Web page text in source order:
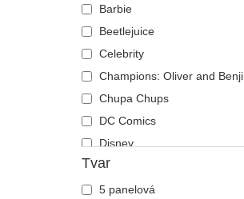
Lebka
Lev
Liška
Los
Lvice
Medvěd
Motýl
Mravenec
Myš
A Frame
Casual Classic
E Frame
Open Back
Runner
The 90s
The Ball
The Retro
The Snap
Barbie
Beetlejuice
Celebrity
Champions: Oliver and Benji
Chupa Chups
DC Comics
Disney
Dragon Ball
Harry Potter
Tvar
5 panelová